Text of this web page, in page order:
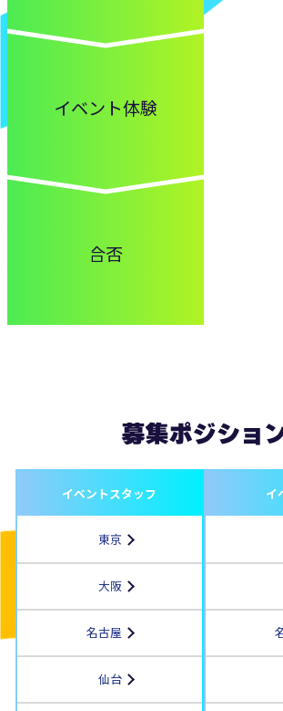
イベント体験
合否
募集ポジショ
イベントスタッフ
東京
大阪
名古屋
仙台
イ